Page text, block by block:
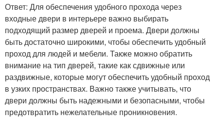
Ответ: Для обеспечения удобного прохода через
входные двери в интерьере важно выбирать
подходящий размер дверей и проема. Двери должны
быть достаточно широкими, чтобы обеспечить удобный
проход для людей и мебели. Также можно обратить
внимание на тип дверей, такие как сдвижные или
раздвижные, которые могут обеспечить удобный проход
в узких пространствах. Важно также учитывать, что
двери должны быть надежными и безопасными, чтобы
предотвратить нежелательные проникновения.